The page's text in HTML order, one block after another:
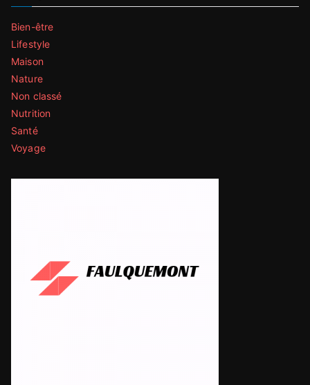
Bien-être
Lifestyle
Maison
Nature
Non classé
Nutrition
Santé
Voyage